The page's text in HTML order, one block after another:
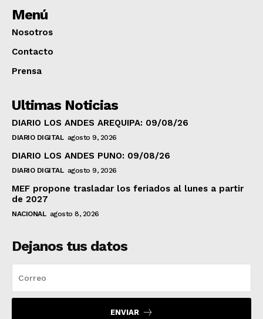
Menú
Nosotros
Contacto
Prensa
Ultimas Noticias
DIARIO LOS ANDES AREQUIPA: 09/08/26
DIARIO DIGITAL agosto 9, 2026
DIARIO LOS ANDES PUNO: 09/08/26
DIARIO DIGITAL agosto 9, 2026
MEF propone trasladar los feriados al lunes a partir
de 2027
NACIONAL agosto 8, 2026
Dejanos tus datos
ENVIAR